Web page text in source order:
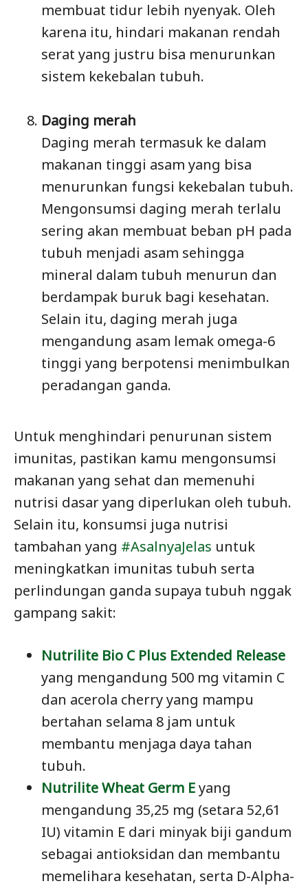
membuat tidur lebih nyenyak. Oleh
karena itu, hindari makanan rendah
serat yang justru bisa menurunkan
sistem kekebalan tubuh.
Daging merah
Daging merah termasuk ke dalam
makanan tinggi asam yang bisa
menurunkan fungsi kekebalan tubuh.
Mengonsumsi daging merah terlalu
sering akan membuat beban pH pada
tubuh menjadi asam sehingga
mineral dalam tubuh menurun dan
berdampak buruk bagi kesehatan.
Selain itu, daging merah juga
mengandung asam lemak omega-6
tinggi yang berpotensi menimbulkan
peradangan ganda.
Untuk menghindari penurunan sistem
imunitas, pastikan kamu mengonsumsi
makanan yang sehat dan memenuhi
nutrisi dasar yang diperlukan oleh tubuh.
Selain itu, konsumsi juga nutrisi
tambahan yang #AsalnyaJelas untuk
meningkatkan imunitas tubuh serta
perlindungan ganda supaya tubuh nggak
gampang sakit:
Nutrilite Bio C Plus Extended Release
yang mengandung 500 mg vitamin C
dan acerola cherry yang mampu
bertahan selama 8 jam untuk
membantu menjaga daya tahan
tubuh.
Nutrilite Wheat Germ Eyang
mengandung 35,25 mg (setara 52,61
IU) vitamin E dari minyak biji gandum
sebagai antioksidan dan membantu
memelihara kesehatan, serta D-Alpha-